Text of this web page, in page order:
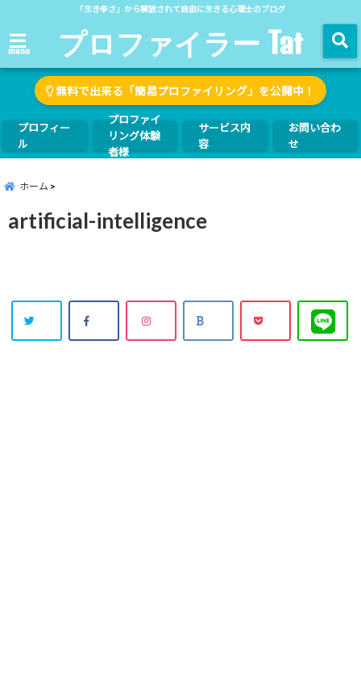
「生き辛さ」から解放されて自由に生きる心理士のブログ
menu プロファイラー Tat
無料で出来る「簡易プロファイリング」を公開中！
プロフィー
ル
プロファイ
リング体験
者様
サービス内
容
お問い合わ
せ
ホーム
artificial-intelligence